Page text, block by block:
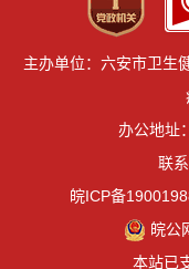
主办单位：六安市卫生
办公地址
联
皖ICP备
皖公
本站已